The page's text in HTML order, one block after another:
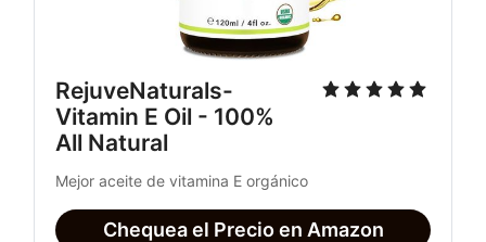
RejuveNaturals-
Vitamin E Oil - 100%
All Natural
Mejor aceite de vitamina E orgánico
Chequea el Precio en Amazon